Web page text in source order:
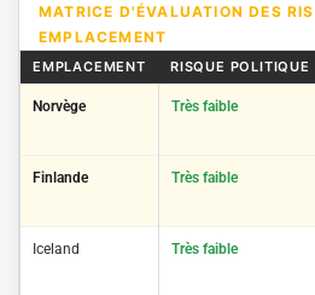
MATRICE D'ÉVALUATION DES
EMPLACEMENT
EMPLACEMENT RISQUE POLITIQUE
Norvège Très faible
Finlande Très faible
Iceland Très faible